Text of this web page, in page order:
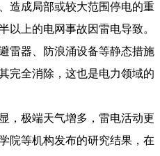
造成局部或较大范围停电的重
以上的电网事故因雷电导致。
、避雷器、防浪涌设备等静态措施
全消除，这也是电力领域的
，极端天气增多，雷电活动更
院等机构发布的研究结果，在